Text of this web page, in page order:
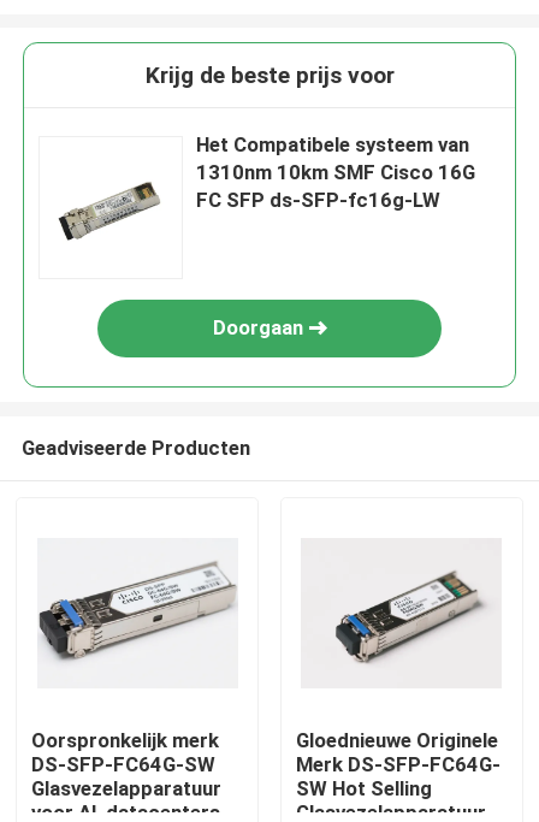
Krijg de beste prijs voor
Het Compatibele systeem van
1310nm 10km SMF Cisco 16G
FC SFP ds-SFP-fc16g-LW
Doorgaan
Geadviseerde Producten
Oorspronkelijk merk
DS-SFP-FC64G-SW
Glasvezelapparatuur
voor AI-datacenters
Gloednieuwe Originele
Merk DS-SFP-FC64G-
SW Hot Selling
Glasvezelapparatuur